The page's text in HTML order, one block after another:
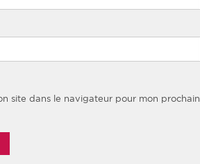
site dans le navigateur pour mon prochain